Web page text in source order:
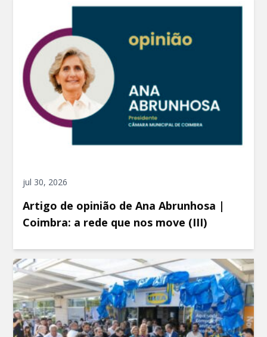
jul 30, 2026
Artigo de opinião de Ana Abrunhosa |
Coimbra: a rede que nos move (III)